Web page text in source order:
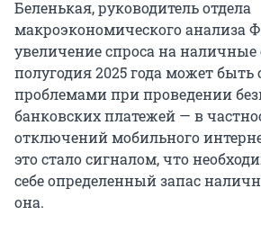
Беленькая, руководитель отдела
макроэкономического анализа
увеличение спроса на наличные
полугодия 2025 года может быть
проблемами при проведении
банковских платежей — в
отключений мобильного
это стало сигналом, что
себе определенный запас
она.